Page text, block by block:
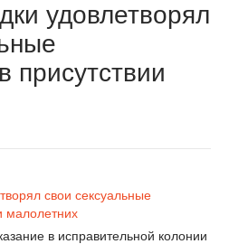
удовлетворял
присутствии
в исправительной колонии